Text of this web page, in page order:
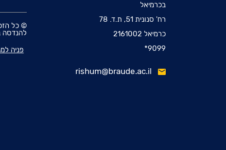
בכרמיאל
רח' סנונית 51, ת.ד. 78
כרמיאל 2161002
9099*
rishum@braude.ac.il
© כל
להנדסה
פניה